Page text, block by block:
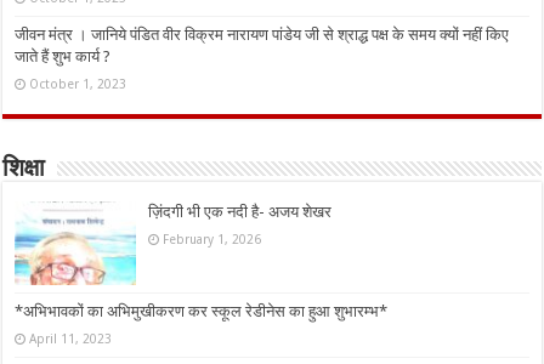
जीवन मंत्र । जानिये पंडित वीर विक्रम नारायण पांडेय जी से श्राद्ध पक्ष के समय क्यों नहीं किए
जाते हैं शुभ कार्य ?
October 1, 2023
शिक्षा
ज़िंदगी भी एक नदी है- अजय शेखर
February 1, 2026
*अभिभावकों का अभिमुखीकरण कर स्कूल रेडीनेस का हुआ शुभारम्भ*
April 11, 2023